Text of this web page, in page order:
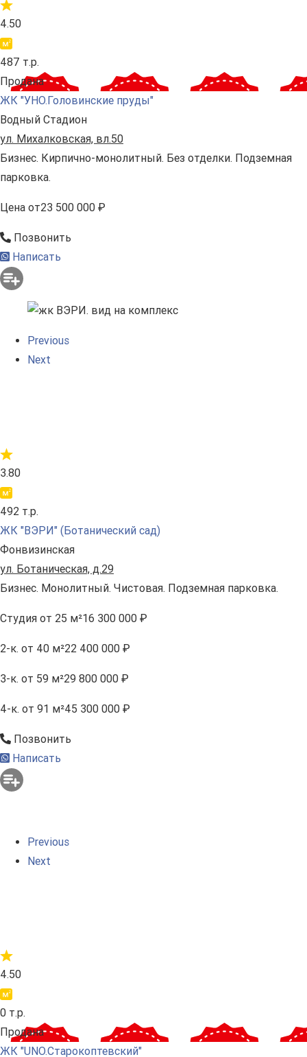
4.50
487 т.р.
Продана
ЖК "УНО.Головинские пруды"
Водный Стадион
ул. Михалковская, вл.50
Бизнес. Кирпично-монолитный. Без отделки. Подземная
парковка.
Цена от23 500 000 ₽
Позвонить
Написать
Previous
Next
3.80
492 т.р.
ЖК "ВЭРИ" (Ботанический сад)
Фонвизинская
ул. Ботаническая, д.29
Бизнес. Монолитный. Чистовая. Подземная парковка.
Студия от 25 м²16 300 000 ₽
2-к. от 40 м²22 400 000 ₽
3-к. от 59 м²29 800 000 ₽
4-к. от 91 м²45 300 000 ₽
Позвонить
Написать
Previous
Next
4.50
0 т.р.
Продана
ЖК "UNO.Старокоптевский"